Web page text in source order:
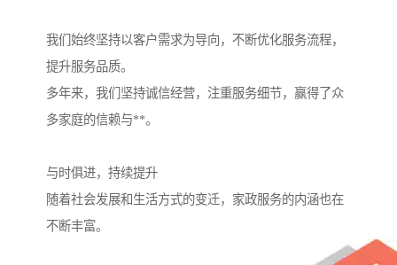
我们始终坚持以客户需求为导向，不断优化服务流程，
提升服务品质。
多年来，我们坚持诚信经营，注重服务细节，赢得了众
多家庭的信赖与**。
与时俱进，持续提升
随着社会发展和生活方式的变迁，家政服务的内涵也在
不断丰富。